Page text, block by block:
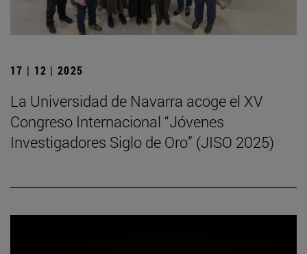
17 | 12 | 2025
La Universidad de Navarra acoge el XV
Congreso Internacional “Jóvenes
Investigadores Siglo de Oro” (JISO 2025)